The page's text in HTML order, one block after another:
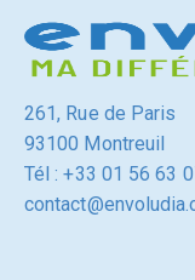
261, Rue de Paris
93100 Montreuil
Tél : +33 01 56 63